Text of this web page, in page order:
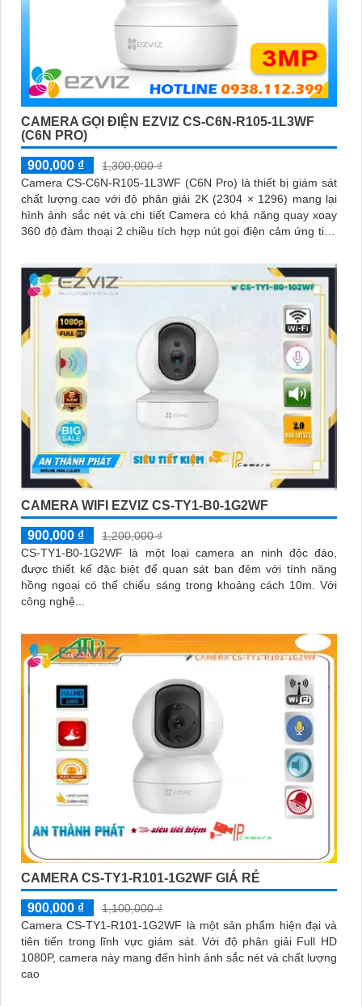
CAMERA GỌI ĐIỆN EZVIZ CS-C6N-R105-1L3WF
(C6N PRO)
900,000 ₫
1,300,000 ₫
Camera CS-C6N-R105-1L3WF (C6N Pro) là thiết bị giám sát
chất lượng cao với độ phân giải 2K (2304 × 1296) mang lại
hình ảnh sắc nét và chi tiết Camera có khả năng quay xoay
360 độ đàm thoại 2 chiều tích hợp nút gọi điện cảm ứng tiện
được trang bị công nghệ phát hiện chuyển động thông minh
tăng cường an ninh cho không gian của bạn. Loại Camera
quan sát Wifi Không Dây CS-C6N-R105-1L3WF 3
CAMERA WIFI EZVIZ CS-TY1-B0-1G2WF
900,000 ₫
1,200,000 ₫
CS-TY1-B0-1G2WF là một loại camera an ninh độc đáo,
được thiết kế đặc biệt để quan sát ban đêm với tính năng
hồng ngoại có thể chiếu sáng trong khoảng cách 10m. Với
công nghệ...
CAMERA CS-TY1-R101-1G2WF GIÁ RẺ
900,000 ₫
1,100,000 ₫
Camera CS-TY1-R101-1G2WF là một sản phẩm hiện đại và
tiên tiến trong lĩnh vực giám sát. Với độ phân giải Full HD
1080P, camera này mang đến hình ảnh sắc nét và chất lượng
cao